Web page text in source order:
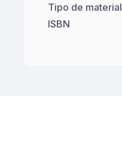
Tipo de material
ISBN